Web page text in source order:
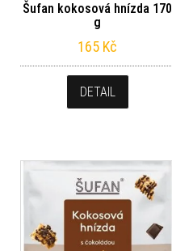
Šufan kokosová hnízda 170
g
165 Kč
DETAIL